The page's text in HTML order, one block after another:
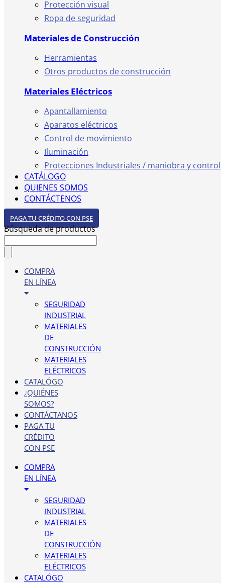
Protección visual
Ropa de seguridad
Materiales de Construcción
Herramientas
Otros productos de construcción
Materiales Eléctricos
Apantallamiento
Aparatos eléctricos
Control de movimiento
Iluminación
Protecciones Industriales / maniobra y control
CATÁLOGO
QUIENES SOMOS
CONTÁCTENOS
PAGA TU CRÉDITO CON PSE
Búsqueda de productos
COMPRA
EN LÍNEA
SEGURIDAD
INDUSTRIAL
MATERIALES
DE
CONSTRUCCIÓN
MATERIALES
ELÉCTRICOS
CATALÓGO
¿QUIÉNES
SOMOS?
CONTÁCTANOS
PAGA TU
CRÉDITO
CON PSE
COMPRA
EN LÍNEA
SEGURIDAD
INDUSTRIAL
MATERIALES
DE
CONSTRUCCIÓN
MATERIALES
ELÉCTRICOS
CATALÓGO